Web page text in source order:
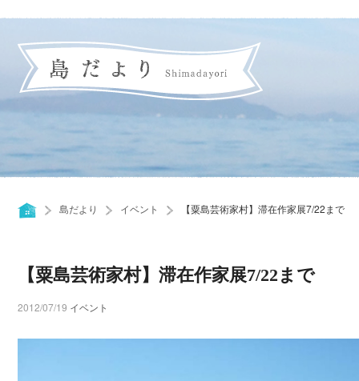
島だより イベント 【粟島芸術家村】滞在作家展7/22まで
【粟島芸術家村】滞在作家展7/22まで
2012/07/19 イベント